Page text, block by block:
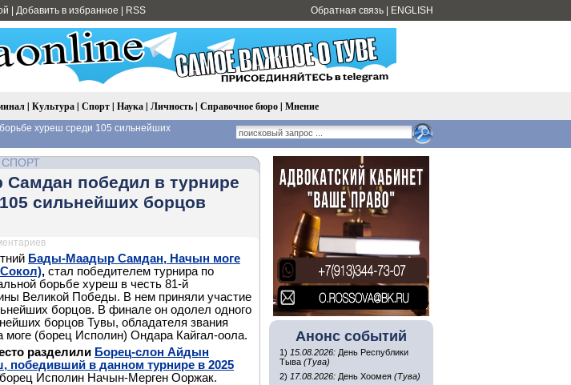
Добавить в избранное RSS Обратная связь ENGLISH
| Культура| Спорт| Наука| Личность| Справочное бюро| Мнение
хуреш среди 105 сильнейших
СПОРТ
победил в турнире
сильнейших борцов
Бады-Маадыр Самдан, Начын моге
, стал победителем турнира по
борьбе хуреш в честь 81-й
Великой Победы. В нем приняли участие
борцов. В финале он одолел одного
борцов Тувы, обладателя звания
моге (борец Исполин) Ондара Кайгал-оола.
разделили Борец-слон Айдын
победивший в данном турнире в 2025
Исполин Начын-Мерген Ооржак.
Анонс событий
1) 15.08.2026: День Республики
Тыва (Тува)
2) 17.08.2026: День Хоомея (Тува)